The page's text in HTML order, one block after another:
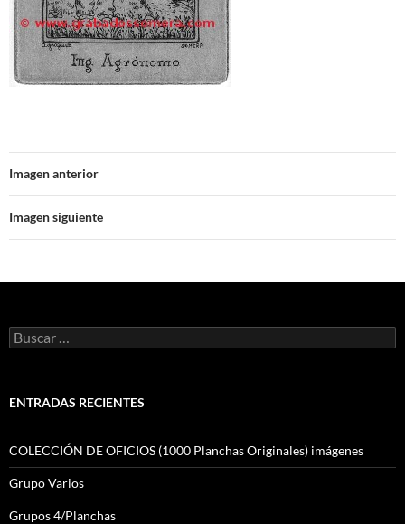
Imagen anterior
Imagen siguiente
Buscar:
ENTRADAS RECIENTES
COLECCIÓN DE OFICIOS (1000 Planchas Originales) imágenes
Grupo Varios
Grupos 4/Planchas